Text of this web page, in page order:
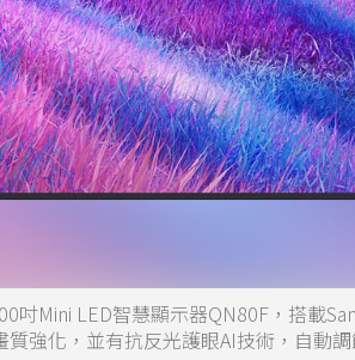
吋Mini LED智慧顯示器QN80F，搭載
質強化，並有抗反光護眼AI技術，自動